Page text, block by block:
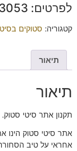
לפרטים: ‭052-3333053‬ איציק.
קטגוריה: סטוקים
תיאור
תיאור
תקנון אתר סיטי סטוק.
אתר סיטי סטוק הינו
אחראי על טיב